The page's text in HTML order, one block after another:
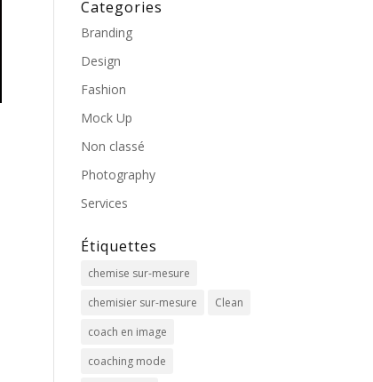
Categories
Branding
Design
Fashion
Mock Up
Non classé
Photography
Services
Étiquettes
chemise sur-mesure
chemisier sur-mesure
Clean
coach en image
coaching mode